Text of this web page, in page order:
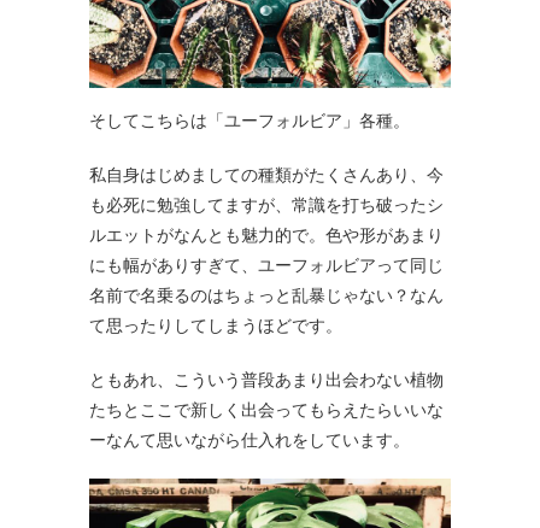
そしてこちらは「ユーフォルビア」各種。
私自身はじめましての種類がたくさんあり、今
も必死に勉強してますが、常識を打ち破ったシ
ルエットがなんとも魅力的で。色や形があまり
にも幅がありすぎて、ユーフォルビアって同じ
名前で名乗るのはちょっと乱暴じゃない？なん
て思ったりしてしまうほどです。
ともあれ、こういう普段あまり出会わない植物
たちとここで新しく出会ってもらえたらいいな
ーなんて思いながら仕入れをしています。